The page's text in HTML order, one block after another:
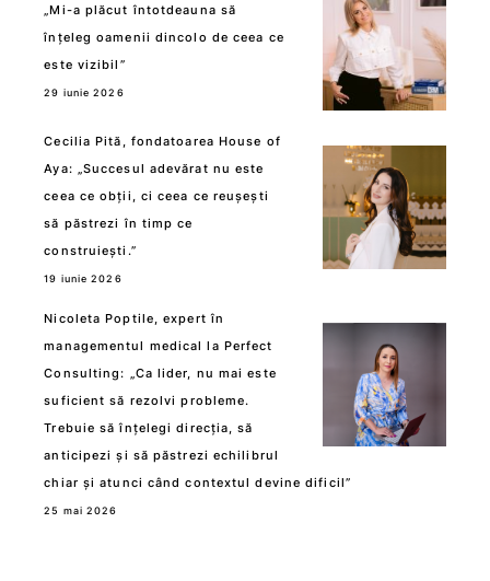
„Mi-a plăcut întotdeauna să
înțeleg oamenii dincolo de ceea ce
este vizibil”
29 iunie 2026
Cecilia Pită, fondatoarea House of
Aya: „Succesul adevărat nu este
ceea ce obții, ci ceea ce reușești
să păstrezi în timp ce
construiești.”
19 iunie 2026
Nicoleta Poptile, expert în
managementul medical la Perfect
Consulting: „Ca lider, nu mai este
suficient să rezolvi probleme.
Trebuie să înțelegi direcția, să
anticipezi și să păstrezi echilibrul
chiar și atunci când contextul devine dificil”
25 mai 2026